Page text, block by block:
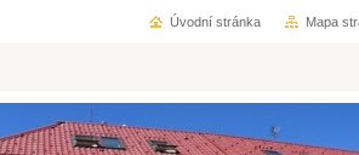
Úvodní stránka Mapa